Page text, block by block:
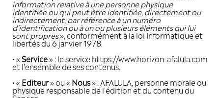
DÉFINITION DES TERMES
POLITIQUE DE CONFIDENTIALITÉ
On désignera par la suite :
• «Donnée personnelle» : se définit
information relative à une personne
identifiée ou qui peut être identifiée,